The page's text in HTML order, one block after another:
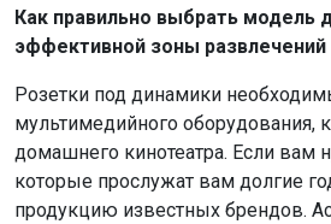
Как правильно выбрать модель
эффективной зоны
Розетки под динамики
мультимедийного оборудования,
домашнего кинотеатра. Если вам
которые прослужат вам долгие
продукцию известных брендов.